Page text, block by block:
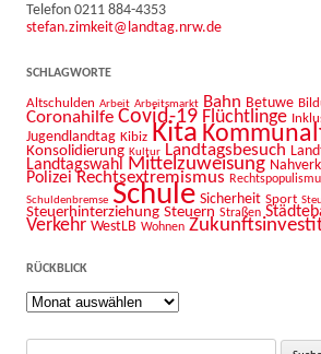
Telefon 0211 884-4353
stefan.zimkeit@landtag.nrw.de
SCHLAGWORTE
Altschulden Arbeit Arbeitsmarkt Bahn Betuwe
Coronahilfe Covid-19 Flüchtlinge
Jugendlandtag Kibiz Kita
Konsolidierung Kultur Landtagsbesuch
Landtagswahl Mittelzuweisung
Polizei Rechtsextremismus
Schuldenbremse Schule Sicherheit Sport
Steuerhinterziehung Steuern Straßen
Verkehr WestLB Wohnen
RÜCKBLICK
Rückblick
Suche